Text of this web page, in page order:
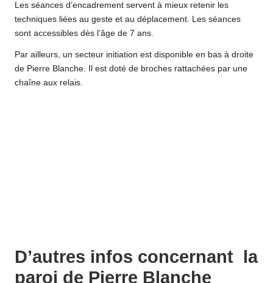
Les séances d’encadrement servent à mieux retenir les
techniques liées au geste et au déplacement. Les séances
sont accessibles dès l’âge de 7 ans.
Par ailleurs, un secteur initiation est disponible en bas à droite
de Pierre Blanche. Il est doté de broches rattachées par une
chaîne aux relais.
D’autres infos concernant la
paroi de Pierre Blanche